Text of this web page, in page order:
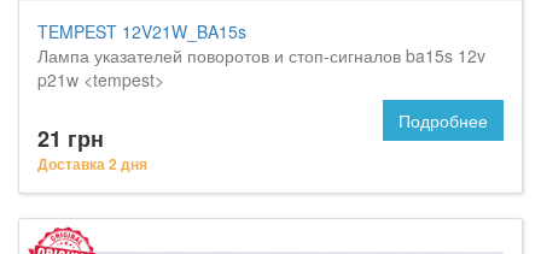
TEMPEST 12V21W_BA15s
Лампа указателей поворотов и стоп-сигналов ba15s 12v
p21w <tempest>
21 грн
Доставка 2 дня
Подробнее